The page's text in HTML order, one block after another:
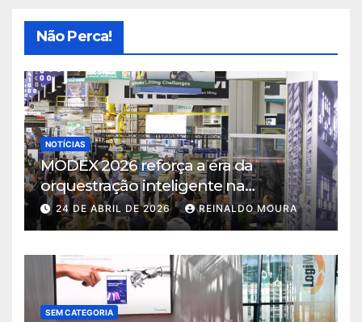
Não Perca!
NOTÍCIAS
MODEX 2026 reforça a era da
orquestração inteligente na
intralogística
24 DE ABRIL DE 2026 REINALDO MOURA
SEM CATEGORIA